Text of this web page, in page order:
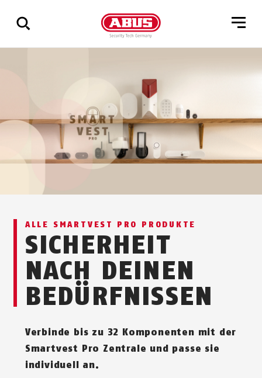
ALLE SMARTVEST PRO PRODUKTE
SICHERHEIT
NACH DEINEN
BEDÜRFNISSEN
Verbinde bis zu 32 Komponenten mit der
Smartvest Pro Zentrale und passe sie
individuell an.